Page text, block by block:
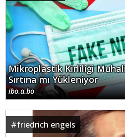
Mikroplastik Kirliliği
Sırtına mı Yükleniyor
ibo.a.bo
#friedrich engels